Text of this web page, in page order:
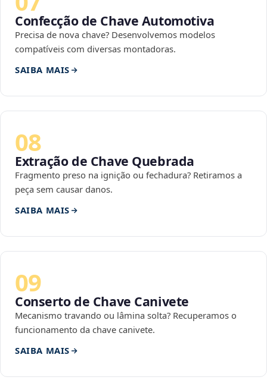
Confecção de Chave Automotiva
Precisa de nova chave? Desenvolvemos modelos
compatíveis com diversas montadoras.
SAIBA MAIS
08
Extração de Chave Quebrada
Fragmento preso na ignição ou fechadura? Retiramos a
peça sem causar danos.
SAIBA MAIS
09
Conserto de Chave Canivete
Mecanismo travando ou lâmina solta? Recuperamos o
funcionamento da chave canivete.
SAIBA MAIS